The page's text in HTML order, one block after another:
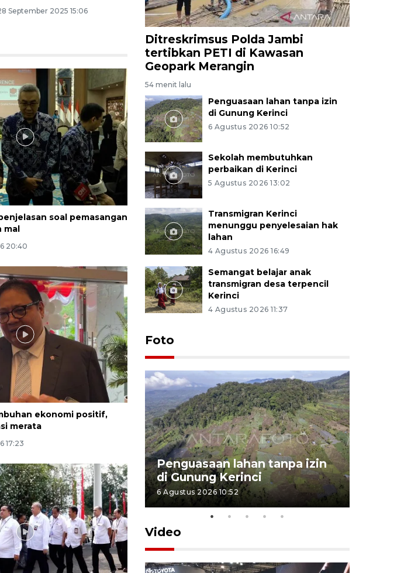
September 2025 15:06
soal pemasangan
mal
20:40
ekonomi positif,
merata
17:23
Ditreskrimsus Polda Jambi
tertibkan PETI di Kawasan
Geopark Merangin
54 menit lalu
Penguasaan lahan tanpa izin
di Gunung Kerinci
6 Agustus 2026 10:52
Sekolah membutuhkan
perbaikan di Kerinci
5 Agustus 2026 13:02
Transmigran Kerinci
menunggu penyelesaian hak
lahan
4 Agustus 2026 16:49
Semangat belajar anak
transmigran desa terpencil
Kerinci
4 Agustus 2026 11:37
Foto
debit air Sungai
di Jambi
10:57
Penguasaan lahan tanpa izin
di Gunung Kerinci
6 Agustus 2026 10:52
Video